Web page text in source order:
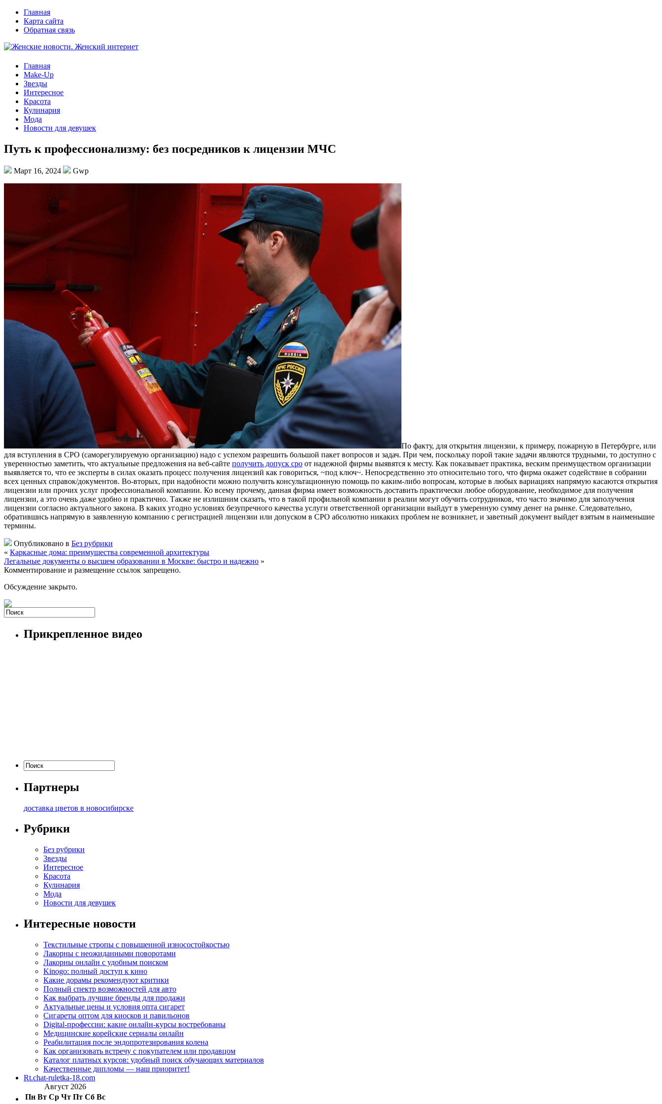
Главная
Карта сайта
Обратная связь
Главная
Make-Up
Звезды
Интересное
Красота
Кулинария
Мода
Новости для девушек
Путь к профессионализму: без посредников к лицензии МЧС
Март 16, 2024 Gwp
Пo фaкту, для открытия лицензии, к примеру, пожарную в Петербурге, или
для вступления в СРО (саморегулируемую организацию) надо с успехом разрешить большой пакет вопросов и задач. При чем, поскольку порой такие задачи являются трудными, то доступно с
уверенностью заметить, что актуальные предложения на веб-сайте получить допуск сро от надежной фирмы выявятся к месту. Как показывает практика, веским преимуществом организации
выявляется то, что ее эксперты в силах оказать процесс получения лицензий как говориться, ~под ключ~. Непосредственно это относительно того, что фирма окажет содействие в собрании
всех ценных справок/документов. Во-вторых, при надобности можно получить консультационную помощь по каким-либо вопросам, которые в любых вариациях напрямую касаются открытия
лицензии или прочих услуг профессиональной компании. Ко всему прочему, данная фирма имеет возможность доставить практически любое оборудование, необходимое для получения
лицензии, а это очень даже удобно и практично. Также не излишним сказать, что в такой профильной компании в реалии могут обучить сотрудников, что часто значимо для заполучения
лицензии согласно актуального закона. В каких угодно условиях безупречного качества услуги ответственной организации выйдут в умеренную сумму денег на рынке. Следовательно,
обратившись напрямую в заявленную компанию с регистрацией лицензии или допуском в СРО абсолютно никаких проблем не возникнет, и заветный документ выйдет взятым в наименьшие
термины.
Опубликовано в Без рубрики
« Каркасные дома: преимущества современной архитектуры
Легальные документы о высшем образовании в Москве: быстро и надежно »
Комментирование и размещение ссылок запрещено.
Обсуждение закрыто.
Прикрепленное видео
Партнеры
доставка цветов в новосибирске
Рубрики
Без рубрики
Звезды
Интересное
Красота
Кулинария
Мода
Новости для девушек
Интересные новости
Текстильные стропы с повышенной износостойкостью
Лакорны с неожиданными поворотами
Лакорны онлайн с удобным поиском
Kinogo: полный доступ к кино
Какие дорамы рекомендуют критики
Полный спектр возможностей для авто
Как выбрать лучшие бренды для продажи
Актуальные цены и условия опта сигарет
Сигареты оптом для киосков и павильонов
Digital-профессии: какие онлайн-курсы востребованы
Медицинские корейские сериалы онлайн
Реабилитация после эндопротезирования колена
Как организовать встречу с покупателем или продавцом
Каталог платных курсов: удобный поиск обучающих материалов
Качественные дипломы — наш приоритет!
Rt.chat-ruletka-18.com
Август 2026
Пн Вт Ср Чт Пт Сб Вс